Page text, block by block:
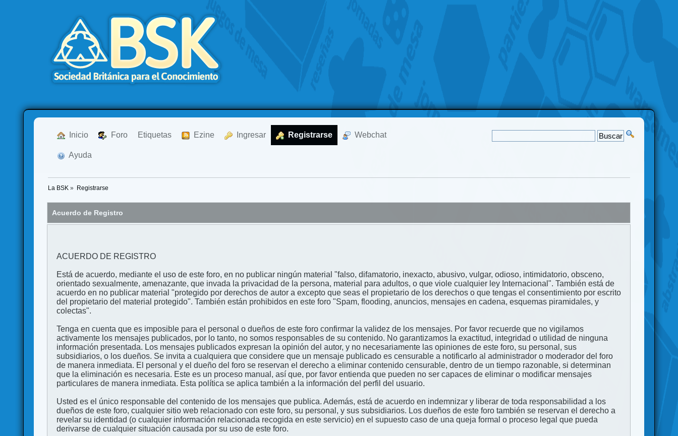
Inicio Foro Etiquetas Ezine Ingresar Registrarse Webchat
Ayuda
La BSK » Registrarse
Acuerdo de Registro
ACUERDO DE REGISTRO
Está de acuerdo, mediante el uso de este foro, en no publicar ningún material "falso, difamatorio, inexacto, abusivo, vulgar, odioso, intimidatorio, obsceno,
orientado sexualmente, amenazante, que invada la privacidad de la persona, material para adultos, o que viole cualquier ley Internacional". También está de
acuerdo en no publicar material "protegido por derechos de autor a excepto que seas el propietario de los derechos o que tengas el consentimiento por escrito
del propietario del material protegido". También están prohibidos en este foro "Spam, flooding, anuncios, mensajes en cadena, esquemas piramidales, y
colectas".
Tenga en cuenta que es imposible para el personal o dueños de este foro confirmar la validez de los mensajes. Por favor recuerde que no vigilamos
activamente los mensajes publicados, por lo tanto, no somos responsables de su contenido. No garantizamos la exactitud, integridad o utilidad de ninguna
información presentada. Los mensajes publicados expresan la opinión del autor, y no necesariamente las opiniones de este foro, su personal, sus
subsidiarios, o los dueños. Se invita a cualquiera que considere que un mensaje publicado es censurable a notificarlo al administrador o moderador del foro
de manera inmediata. El personal y el dueño del foro se reservan el derecho a eliminar contenido censurable, dentro de un tiempo razonable, si determinan
que la eliminación es necesaria. Este es un proceso manual, así que, por favor entienda que pueden no ser capaces de eliminar o modificar mensajes
particulares de manera inmediata. Esta política se aplica también a la información del perfil del usuario.
Usted es el único responsable del contenido de los mensajes que publica. Además, está de acuerdo en indemnizar y liberar de toda responsabilidad a los
dueños de este foro, cualquier sitio web relacionado con este foro, su personal, y sus subsidiarios. Los dueños de este foro también se reservan el derecho a
revelar su identidad (o cualquier información relacionada recogida en este servicio) en el supuesto caso de una queja formal o proceso legal que pueda
derivarse de cualquier situación causada por su uso de este foro.